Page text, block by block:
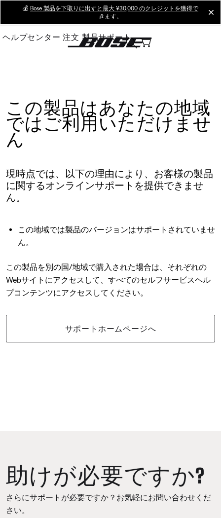
Main
💰 Bose 製品を下取りに出すと最大 ¥30,000 のクレジットを獲得で
きます。
ヘルプセンター 注文 製品サポート
この製品はあなたの地域
ではご利用いただけませ
ん
現時点では、以下の理由により、お客様の製品
に関するオンラインサポートを提供できませ
ん。
この地域では製品のバージョンはサポートされていませ
ん。
この製品を別の国/地域で購入された場合は、それぞれの
Webサイトにアクセスして、すべてのセルフサービスヘル
プコンテンツにアクセスしてください。
サポートホームページへ
助けが必要ですか?
さらにサポートが必要ですか？お気軽にお問い合わせくだ
さい。